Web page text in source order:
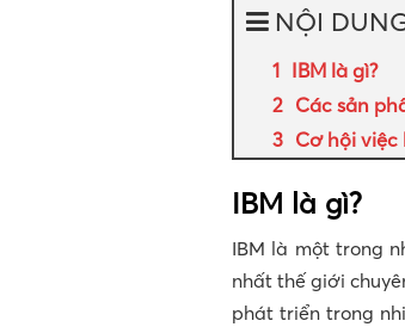
NỘI
IBM là gì?
Các sản
Cơ hội việc
IBM là gì?
IBM là một trong
nhất thế giới
phát triển trong